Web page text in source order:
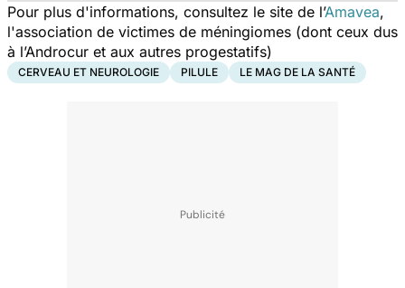
Pour plus d'informations, consultez le site de l’Amavea,
l'association de victimes de méningiomes (dont ceux dus
à l’Androcur et aux autres progestatifs)
CERVEAU ET NEUROLOGIE PILULE LE MAG DE LA SANTÉ